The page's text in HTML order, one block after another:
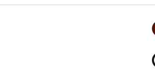
Reflector –